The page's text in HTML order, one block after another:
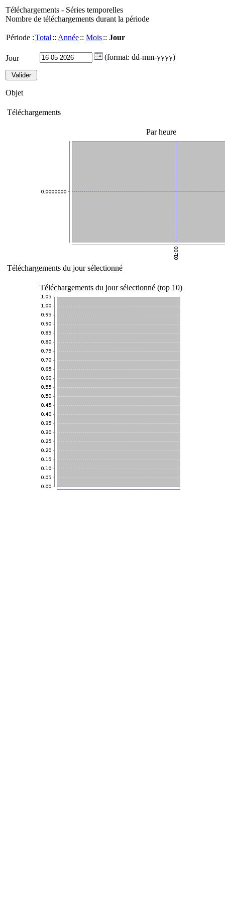
Téléchargements - Séries temporelles
Nombre de téléchargements durant la période
Période :Total :: Année:: Mois:: Jour
Jour (format: dd-mm-yyyy)
Objet
Téléchargements
Par heure
Téléchargements du jour sélectionné
Téléchargements du jour sélectionné (top 10)